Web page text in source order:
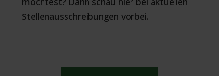
Stellenausschreibungen vorbei.